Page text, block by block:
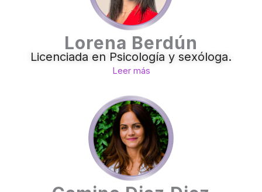
Lorena Berdún
Licenciada en Psicología y sexóloga.
Leer más